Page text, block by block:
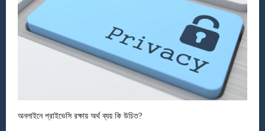
অনলাইনে প্রাইভেসি রক্ষায় অর্থ ব্যয় কি উচিত?